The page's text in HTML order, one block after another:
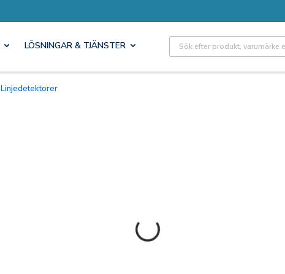
LÖSNINGAR & TJÄNSTER Site Search
Linjedetektorer